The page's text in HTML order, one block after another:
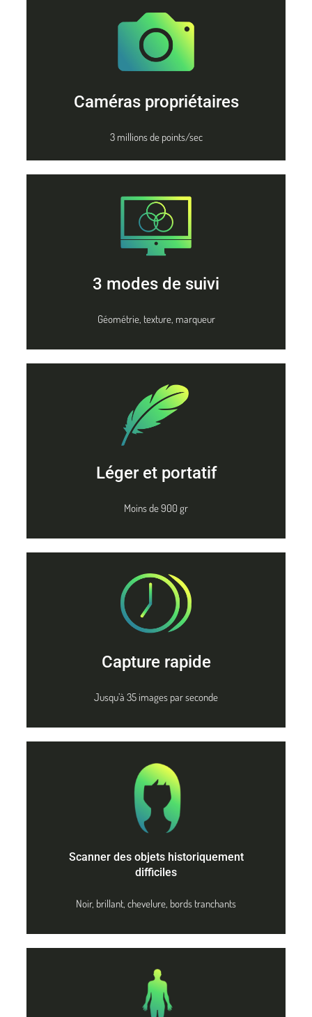
Caméras propriétaires
3 millions de points/sec
3 modes de suivi
Géométrie, texture, marqueur
Léger et portatif
Moins de 900 gr
Capture rapide
Jusqu’à 35 images par seconde
Scanner des objets historiquement
difficiles
Noir, brillant, chevelure, bords tranchants